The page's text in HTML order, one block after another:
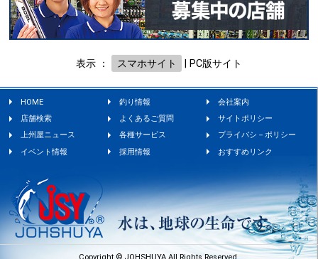
表示 ： スマホサイト PC版サイト
HOME 釣り情報
会社案内
店舗検索
よくあるご質問
サイトポリシー
上州屋ニュース
各種サービス
プライバシ－ポリシー
イベント情報
採用情報 おすすめリンク
Copyright © JOHSHUYA All Rights Reserved.